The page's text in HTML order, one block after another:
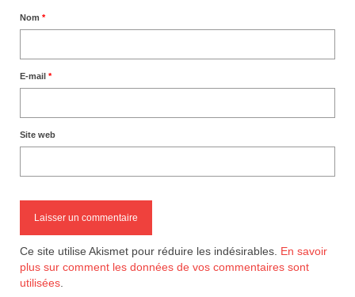
Nom *
E-mail *
Site web
Ce site utilise Akismet pour réduire les indésirables. En savoir
plus sur comment les données de vos commentaires sont
utilisées